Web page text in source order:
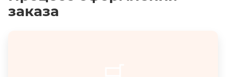
заказа